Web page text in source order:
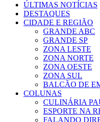
ÚLTIMAS NOTÍCIAS
DESTAQUES
CIDADE E REGIÃO
GRANDE ABC
GRANDE SP
ZONA LESTE
ZONA NORTE
ZONA OESTE
ZONA SUL
BALCÃO DE
COLUNAS
CULINÁRIA
ESPORTE NA
FALANDO